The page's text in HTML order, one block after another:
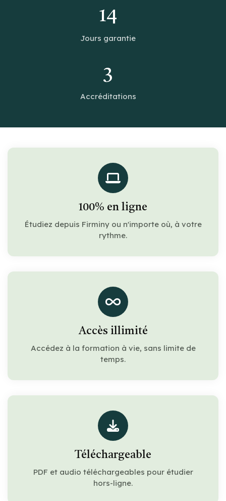
14
Jours garantie
3
Accréditations
100% en ligne
Étudiez depuis Firminy ou n'importe où, à votre
rythme.
Accès illimité
Accédez à la formation à vie, sans limite de
temps.
Téléchargeable
PDF et audio téléchargeables pour étudier
hors-ligne.